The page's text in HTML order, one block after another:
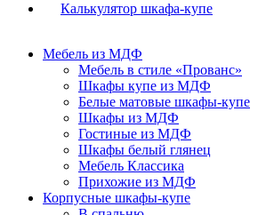
Калькулятор шкафа-купе
Мебель из МДФ
Мебель в стиле «Прованс»
Шкафы купе из МДФ
Белые матовые шкафы-купе
Шкафы из МДФ
Гостиные из МДФ
Шкафы белый глянец
Мебель Классика
Прихожие из МДФ
Корпусные шкафы-купе